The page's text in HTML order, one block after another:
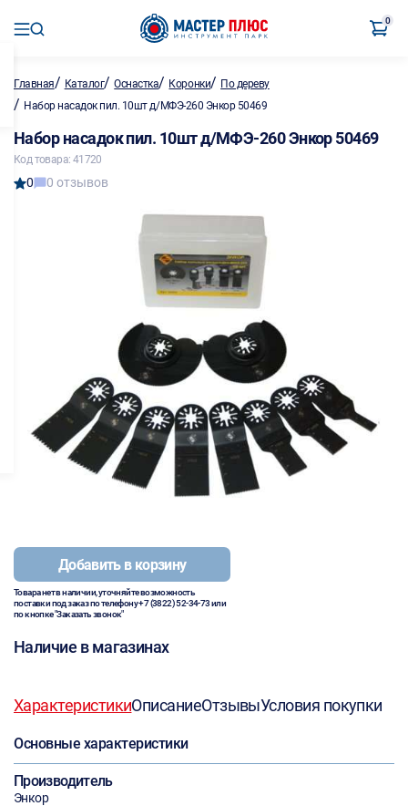
0
Главная/ Каталог/Оснастка/ Коронки/ По дереву
/ Набор насадок пил. 10шт д/МФЭ-260 Энкор 50469
Набор насадок пил. 10шт д/МФЭ-260 Энкор 50469
Код товара: 41720
0 0 отзывов
Добавить в корзину
Товара нет в наличии, уточняйте возможность
поставки под заказ по телефону+7 (3822) 52-34-73или
по кнопке "Заказать звонок"
Наличие в магазинах
ХарактеристикиОписаниеОтзывыУсловия покупки
Основные характеристики
Производитель
Энкор